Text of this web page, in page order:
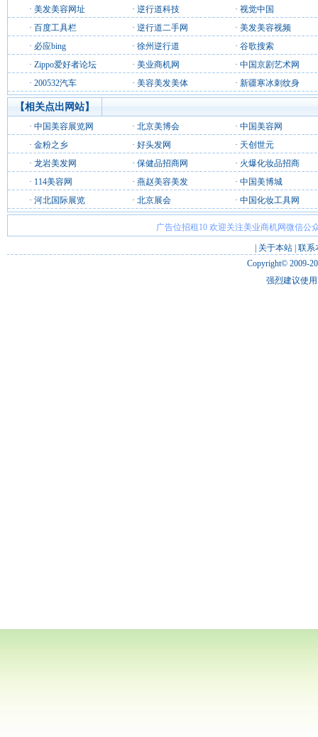
· 美发美容网址 · 逆行道科技 · 视觉中国
· 百度工具栏 · 逆行道二手网 · 美发美容视频
· 必应bing · 徐州逆行道 · 谷歌搜索
· Zippo爱好者论坛 · 美业商机网 · 中国京剧艺术网
· 200532汽车 · 美容美发美体 · 新疆寒冰刺纹身
【相关点出网站】
· 中国美容展览网 · 北京美博会 · 中国美容网
· 金粉之乡 · 好头发网 · 天创世元
· 龙岩美发网 · 保健品招商网 · 火爆化妆品招商
· 114美容网 · 燕赵美容美发 · 中国美博城
· 河北国际展览 · 北京展会 · 中国化妆工具网
广告位招租10 欢迎关注美业商机网微信公
关于本站 联系
Copyright© 2009-
强烈建议使